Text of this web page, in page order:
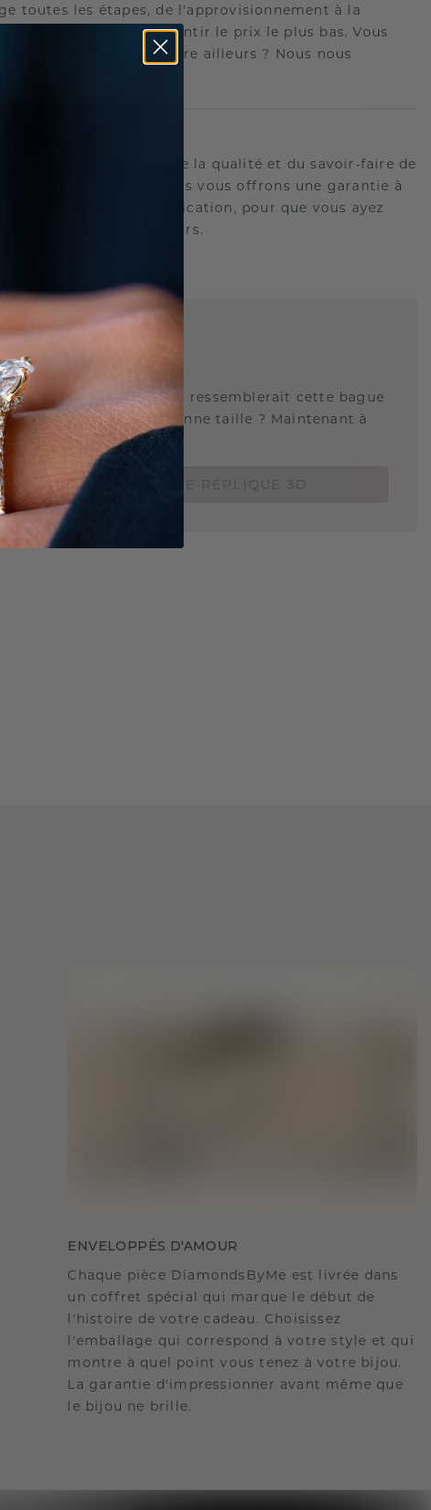
toutes les étapes, de l'approvisionnement à la
afin de vous garantir le prix le plus bas. Vous
trouvé une meilleure offre ailleurs ? Nous nous
nous portons garants de la qualité et du savoir-faire de
bijoux.C'est pourquoi nous vous offrons une garantie à
les défauts de fabrication, pour que vous ayez
tranquille pour toujours.
!
3D
vous savoir à quoi ressemblerait cette bague
et si elle est à la bonne taille ? Maintenant à
de 15 €.
COMMANDEZ UNE RÉPLIQUE 3D
ENVELOPPÉS D'AMOUR
Chaque pièce DiamondsByMe est livrée dans
un coffret spécial qui marque le début de
l'histoire de votre cadeau. Choisissez
l'emballage qui correspond à votre style et qui
montre à quel point vous tenez à votre bijou.
La garantie d'impressionner avant même que
le bijou ne brille.